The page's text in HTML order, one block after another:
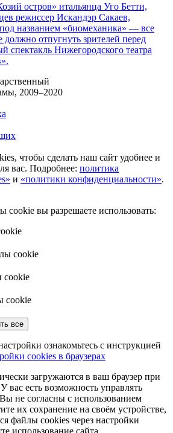
остров» итальянца Уго Бетти,
режиссер Искандэр Сакаев,
названием «биомеханика» — все
должно отпугнуть зрителей перед
спектакль Нижегородского театра
2009–2020
чтобы сделать наш сайт удобнее и
вас. Подробнее: политика
и «политики конфиденциальности».
cookie вы разрешаете использовать:
cookie
cookie
cookie
все
ознакомьтесь с инструкцией
cookies в браузерах
загружаются в ваш браузер при
вас есть возможность управлять
не согласны с использованием
их сохранение на своём устройстве,
файлы cookies через настройки
использование сайта.